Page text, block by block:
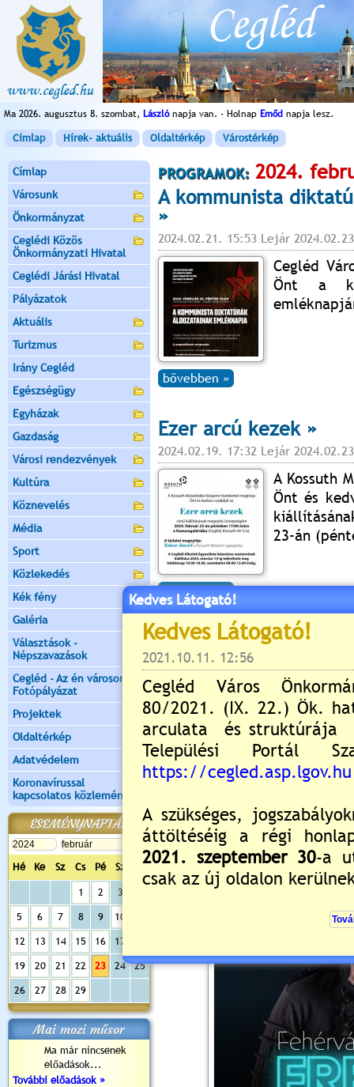
Ma 2026. augusztus 8. szombat, Lászlónapja van. - Holnap Emőd napja lesz.
Címlap Hírek- aktuális Oldaltérkép Várostérkép
Címlap
Városunk
Önkormányzat
Ceglédi Közös
Önkormányzati Hivatal
Ceglédi Járási Hivatal
Pályázatok
Aktuális
Turizmus
Irány Cegléd
Egészségügy
Egyházak
Gazdaság
Városi rendezvények
Kultúra
Köznevelés
Média
Sport
Közlekedés
Kék fény
Galéria
Választások -
Népszavazások
Cegléd - Az én városom -
Fotópályázat
Projektek
Oldaltérkép
Adatvédelem
Koronavírussal
kapcsolatos közlemények
ESEMÉNYNAPTÁR
Hé Ke Sz Cs Pé Sz Va
1 2 3
5 6 7 8 9 10
12 13 14 15 16 17
19 20 21 22 23 24 25
26 27 28 29
Mai mozi műsor
Ma már nincsenek
előadások...
További előadások »
PROGRAMOK: 2024.
A kommunista
»
2024.02.21. 15:53 Lejár
Cegléd
Önt a
bővebben »
Ezer arcú kezek »
2024.02.19. 17:32 Lejár
A Kossuth
Önt és
23-án
bővebben »
Freddie koncert
2024.01.25. 09:44 Lejár
Kedves Látogató!